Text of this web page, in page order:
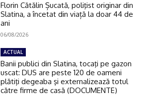
Florin Cătălin Șucată, poliţist originar din
Slatina, a încetat din viață la doar 44 de
ani
06/08/2026
ACTUAL
Banii publici din Slatina, tocaţi pe gazon
uscat: DUS are peste 120 de oameni
plătiţi degeaba şi externalizează totul
către firme de casă (DOCUMENTE)